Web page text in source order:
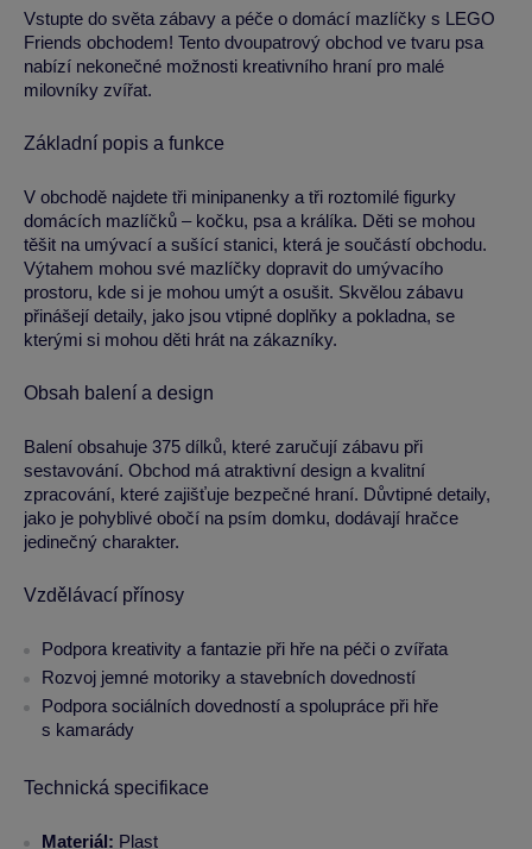
Vstupte do světa zábavy a péče o domácí mazlíčky s LEGO
Friends obchodem! Tento dvoupatrový obchod ve tvaru psa
nabízí nekonečné možnosti kreativního hraní pro malé
milovníky zvířat.
Základní popis a funkce
V obchodě najdete tři minipanenky a tři roztomilé figurky
domácích mazlíčků – kočku, psa a králíka. Děti se mohou
těšit na umývací a sušící stanici, která je součástí obchodu.
Výtahem mohou své mazlíčky dopravit do umývacího
prostoru, kde si je mohou umýt a osušit. Skvělou zábavu
přinášejí detaily, jako jsou vtipné doplňky a pokladna, se
kterými si mohou děti hrát na zákazníky.
Obsah balení a design
Balení obsahuje 375 dílků, které zaručují zábavu při
sestavování. Obchod má atraktivní design a kvalitní
zpracování, které zajišťuje bezpečné hraní. Důvtipné detaily,
jako je pohyblivé obočí na psím domku, dodávají hračce
jedinečný charakter.
Vzdělávací přínosy
Podpora kreativity a fantazie při hře na péči o zvířata
Rozvoj jemné motoriky a stavebních dovedností
Podpora sociálních dovedností a spolupráce při hře
s kamarády
Technická specifikace
Materiál: Plast